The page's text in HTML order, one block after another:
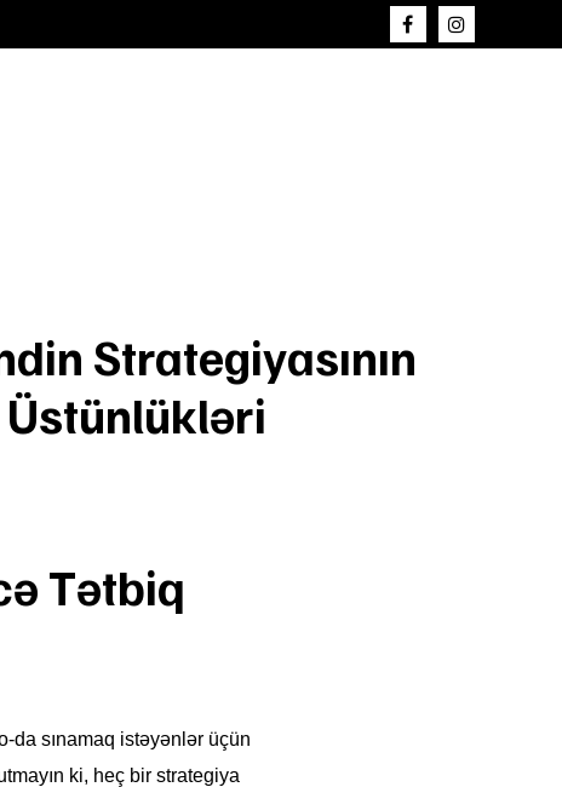
Strategiyasının
Tətbiq
da sınamaq istəyənlər üçün
ki, heç bir strategiya